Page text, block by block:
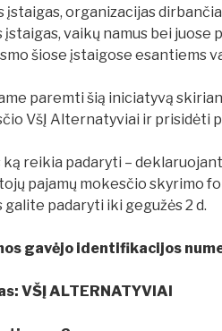
įstaigas, organizacijas
įstaigas, vaikų namus bei
šiose įstaigose esantiems
paremti šią iniciatyvą
VšĮ Alternatyviai ir prisidėti
ką reikia padaryti –
pajamų mokesčio skyrimo
galite padaryti iki gegužės 2 d.
gavėjo identifikacijos
VŠĮ ALTERNATYVIAI